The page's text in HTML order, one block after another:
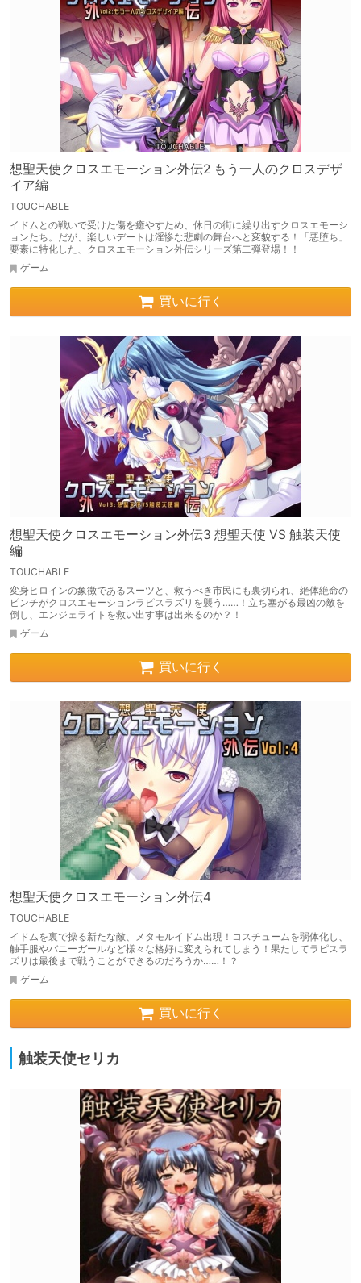
想聖天使クロスエモーション外伝2 もう一人のクロスデザ
イア編
TOUCHABLE
イドムとの戦いで受けた傷を癒やすため、休日の街に繰り出すクロスエモーシ
ョンたち。だが、楽しいデートは淫惨な悲劇の舞台へと変貌する！「悪堕ち」
要素に特化した、クロスエモーション外伝シリーズ第二弾登場！！
ゲーム
買いに行く
想聖天使クロスエモーション外伝3 想聖天使 VS 触装天使
編
TOUCHABLE
変身ヒロインの象徴であるスーツと、救うべき市民にも裏切られ、絶体絶命の
ピンチがクロスエモーションラピスラズリを襲う……！立ち塞がる最凶の敵を
倒し、エンジェライトを救い出す事は出来るのか？！
ゲーム
買いに行く
想聖天使クロスエモーション外伝4
TOUCHABLE
イドムを裏で操る新たな敵、メタモルイドム出現！コスチュームを弱体化し、
触手服やバニーガールなど様々な格好に変えられてしまう！果たしてラピスラ
ズリは最後まで戦うことができるのだろうか……！？
ゲーム
買いに行く
触装天使セリカ